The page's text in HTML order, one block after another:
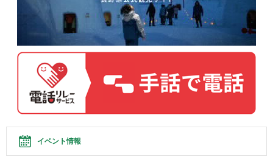
イベント情報